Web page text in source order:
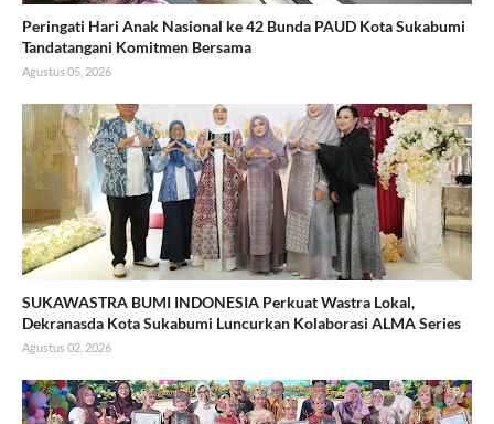
Peringati Hari Anak Nasional ke 42 Bunda PAUD Kota Sukabumi
Tandatangani Komitmen Bersama
Agustus 05, 2026
SUKAWASTRA BUMI INDONESIA Perkuat Wastra Lokal,
Dekranasda Kota Sukabumi Luncurkan Kolaborasi ALMA Series
Agustus 02, 2026